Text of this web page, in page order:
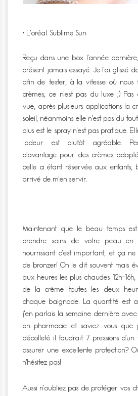
• L’oréal. Sublime Sun
Reçu dans une box l’année dernière,
présent jamais essayé. Je l’ai glissé
afin de tester, à la vitesse où nous
crèmes, ce n’est pas du luxe ;)
vue, après plusieurs applications la
soleil, néanmoins elle n’est pas du
plus est le spray n’est pas pratique.
l’odeur est plutôt agréable.
d’avantage pour des crèmes
celle ci étant réservée aux enfants,
arrivé de m’en servir.
Maintenant que le beau temps
prendre soins de votre peau
nourrissant c’est important, et ça
de bronzer! On le dit souvent mais
aux heures les plus chaudes 12h-
de la crème toutes les deux
chaque baignade. La quantité est
j’en parlais la semaine dernière
en pharmacie et saviez vous
décolleté il faudrait 7 pressions
assurer une excellente protection?
n’hésitez pas!
Aussi n’oubliez pas de protéger vos